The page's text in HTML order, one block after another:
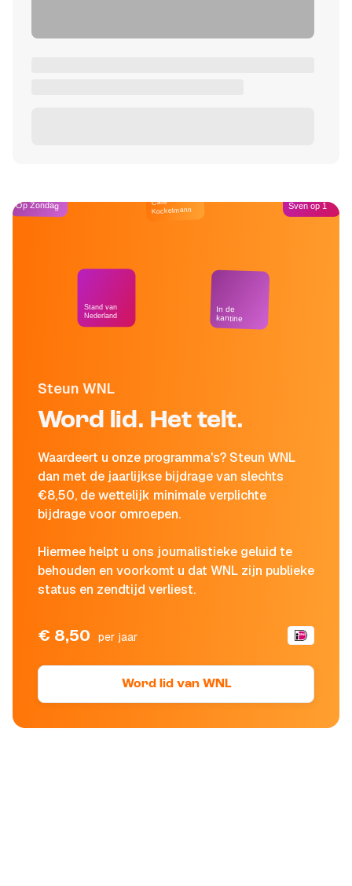
Steun WNL
Word lid. Het telt.
Waardeert u onze programma's? Steun WNL
dan met de jaarlijkse bijdrage van slechts
€8,50, de wettelijk minimale verplichte
bijdrage voor omroepen.
Hiermee helpt u ons journalistieke geluid te
behouden en voorkomt u dat WNL zijn publieke
status en zendtijd verliest.
€ 8,50 per jaar
Word lid van WNL
Op Zondag
Stand van
Nederland
Café
Kockelmann
In de
kantine
Sven op 1